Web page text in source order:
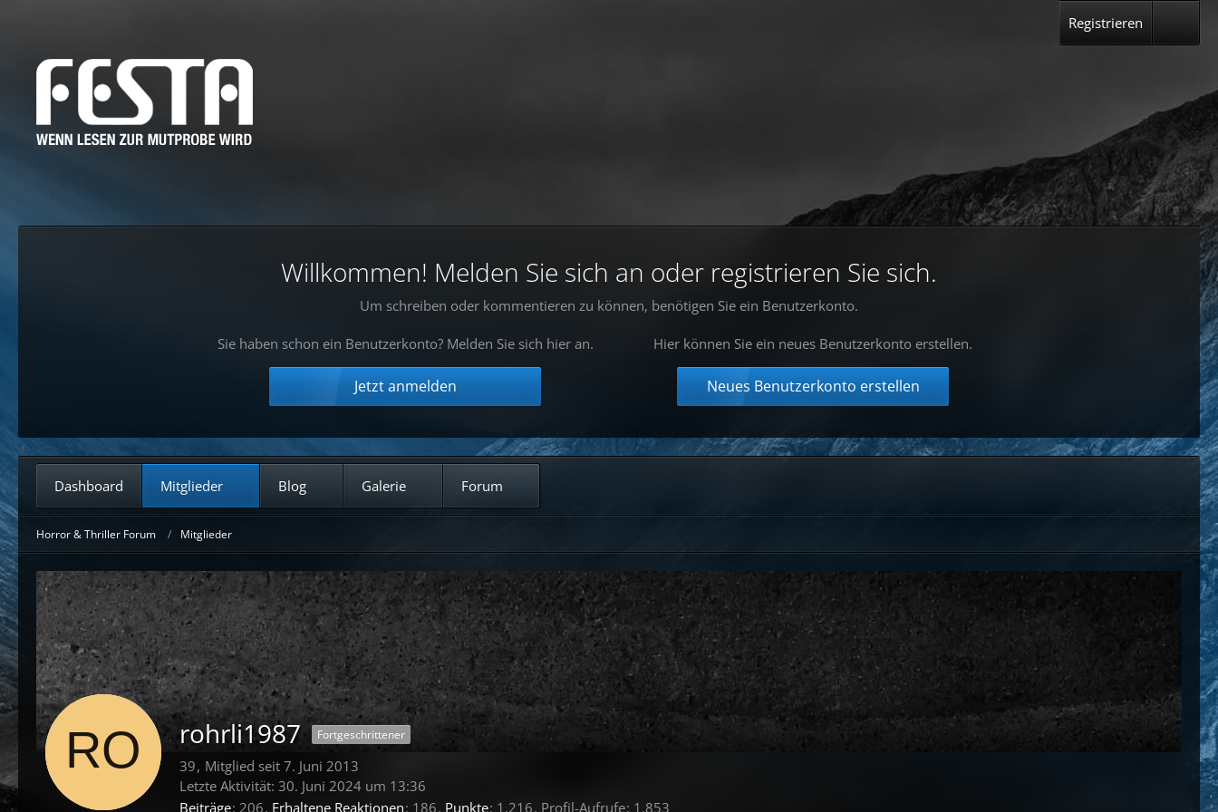
Willkommen! Melden Sie sich an oder registrieren Sie sich.
Um schreiben oder kommentieren zu können, benötigen Sie ein Benutzerkonto.
Sie haben schon ein Benutzerkonto? Melden Sie sich hier an.
Jetzt anmelden
Hier können Sie ein neues Benutzerkonto erstellen.
Neues Benutzerkonto erstellen
Dashboard Mitglieder Blog Galerie Forum
Registrieren
Horror & Thriller Forum Mitglieder
rohrli1987 Fortgeschrittener
39 Mitglied seit 7. Juni 2013
Letzte Aktivität: 30. Juni 2024 um 13:36
Beiträge 206 Erhaltene Reaktionen 186 Punkte 1.216 Profil-Aufrufe 1.853